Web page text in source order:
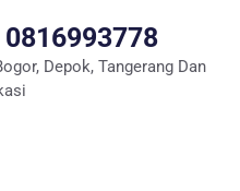
Depok, Tangerang Dan